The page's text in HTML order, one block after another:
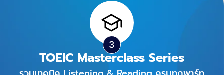
TOEIC Masterclass Series